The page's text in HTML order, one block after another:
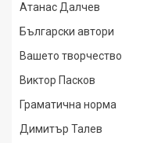
Атанас Далчев
Български автори
Вашето творчество
Виктор Пасков
Граматична норма
Димитър Талев